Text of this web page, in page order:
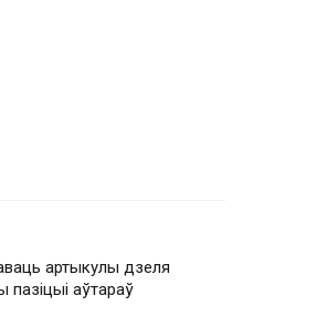
артыкулы дзеля
пазіцыі аўтараў